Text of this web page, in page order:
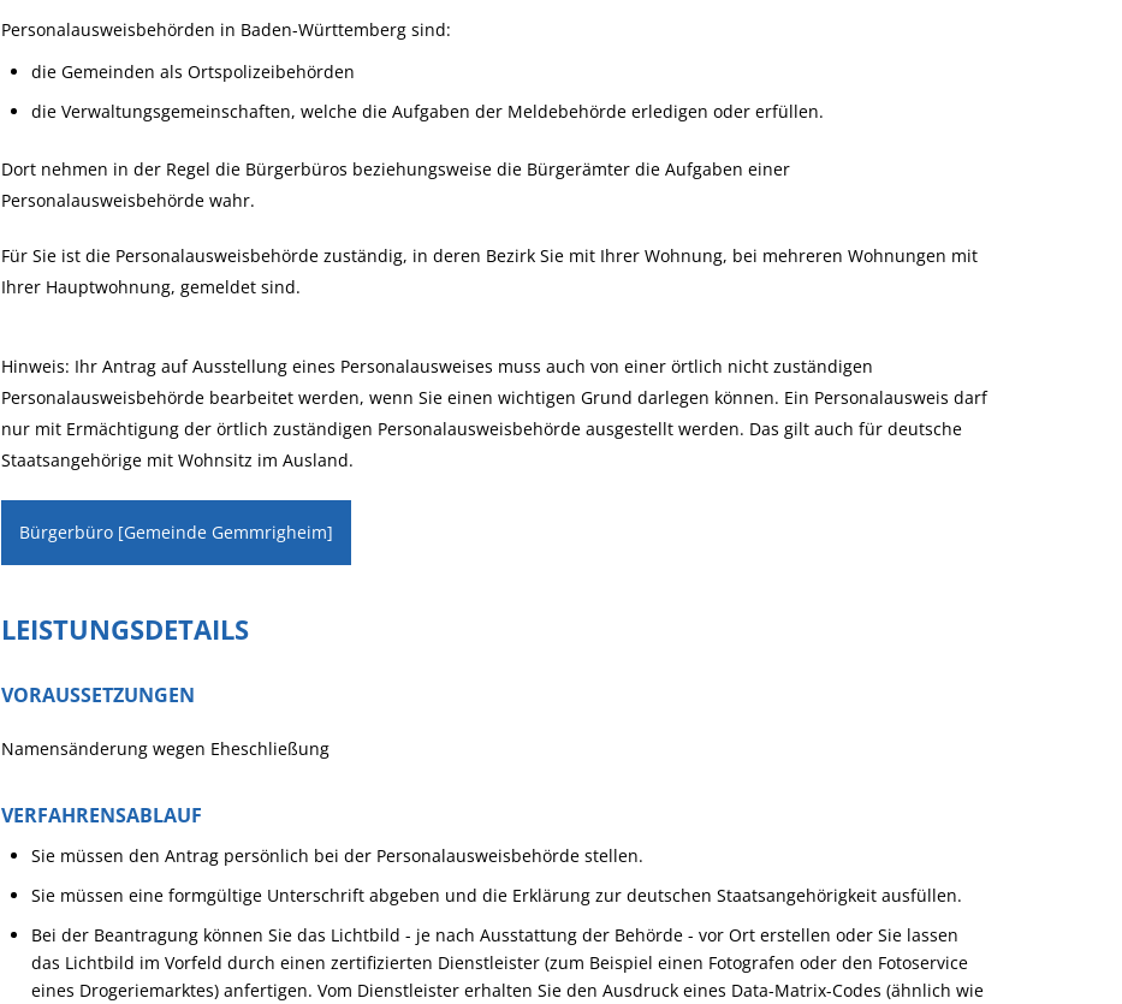
Personalausweisbehörden in Baden-Württemberg sind:
die Gemeinden als Ortspolizeibehörden
die Verwaltungsgemeinschaften, welche die Aufgaben der Meldebehörde erledigen oder erfüllen.
Dort nehmen in der Regel die Bürgerbüros beziehungsweise die Bürgerämter die Aufgaben einer
Personalausweisbehörde wahr.
Für Sie ist die Personalausweisbehörde zuständig, in deren Bezirk Sie mit Ihrer Wohnung, bei mehreren Wohnungen mit
Ihrer Hauptwohnung, gemeldet sind.
Hinweis: Ihr Antrag auf Ausstellung eines Personalausweises muss auch von einer örtlich nicht zuständigen
Personalausweisbehörde bearbeitet werden, wenn Sie einen wichtigen Grund darlegen können. Ein Personalausweis darf
nur mit Ermächtigung der örtlich zuständigen Personalausweisbehörde ausgestellt werden. Das gilt auch für deutsche
Staatsangehörige mit Wohnsitz im Ausland.
Bürgerbüro [Gemeinde Gemmrigheim]
LEISTUNGSDETAILS
VORAUSSETZUNGEN
Namensänderung wegen Eheschließung
VERFAHRENSABLAUF
Sie müssen den Antrag persönlich bei der Personalausweisbehörde stellen.
Sie müssen eine formgültige Unterschrift abgeben und die Erklärung zur deutschen Staatsangehörigkeit ausfüllen.
Bei der Beantragung können Siedas Lichtbild - je nach Ausstattung der Behörde - vor Ort erstellen oder Sie lassen
das Lichtbild im Vorfeld durch einen zertifizierten Dienstleister (zum Beispiel einen Fotografen oder den Fotoservice
eines Drogeriemarktes) anfertigen. Vom Dienstleister erhalten Sie den Ausdruck eines Data-Matrix-Codes (ähnlich wie